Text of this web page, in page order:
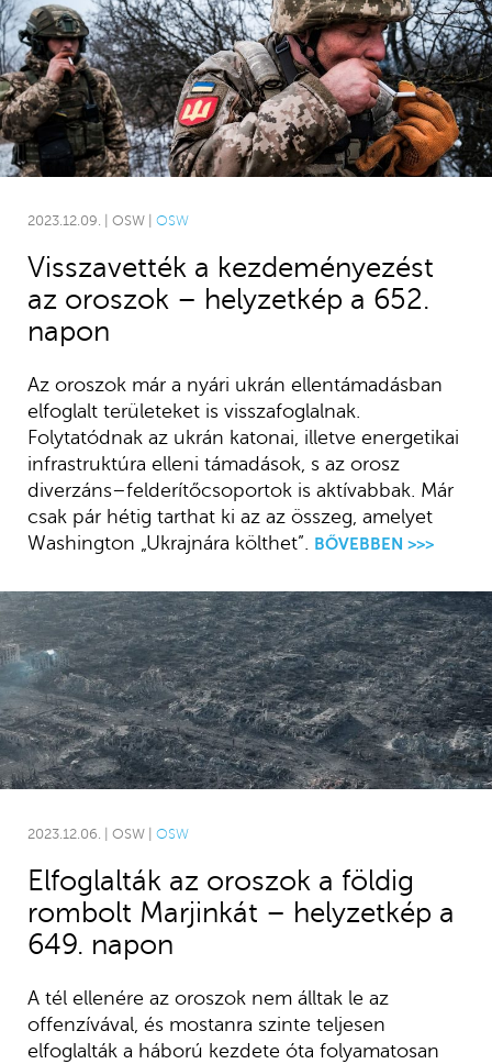
2023.12.09. | OSW | OSW
Visszavették a kezdeményezést
az oroszok – helyzetkép a 652.
napon
Az oroszok már a nyári ukrán ellentámadásban
elfoglalt területeket is visszafoglalnak.
Folytatódnak az ukrán katonai, illetve energetikai
infrastruktúra elleni támadások, s az orosz
diverzáns–felderítőcsoportok is aktívabbak. Már
csak pár hétig tarthat ki az az összeg, amelyet
Washington „Ukrajnára költhet”. BŐVEBBEN >>>
2023.12.06. | OSW | OSW
Elfoglalták az oroszok a földig
rombolt Marjinkát – helyzetkép a
649. napon
A tél ellenére az oroszok nem álltak le az
offenzívával, és mostanra szinte teljesen
elfoglalták a háború kezdete óta folyamatosan